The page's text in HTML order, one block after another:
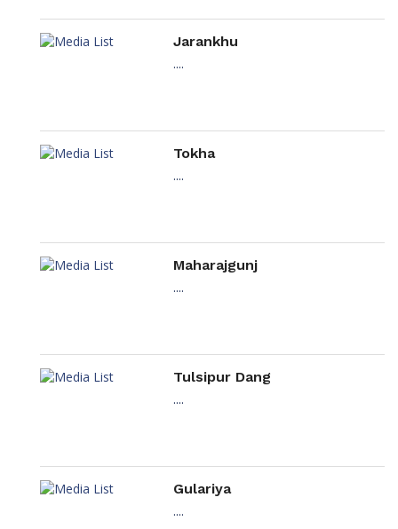
Jarankhu
....
Tokha
....
Maharajgunj
....
Tulsipur Dang
....
Gulariya
....